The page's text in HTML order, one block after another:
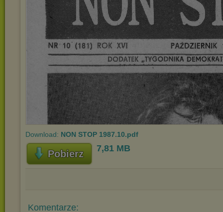
Download: NON STOP 1987.10.pdf
Pobierz 7,81 MB
Komentarze: